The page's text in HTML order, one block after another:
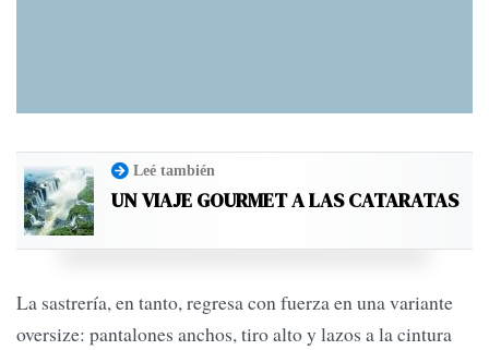
Leé también
UN VIAJE GOURMET A LAS CATARATAS
La sastrería, en tanto, regresa con fuerza en una variante
oversize: pantalones anchos, tiro alto y lazos a la cintura